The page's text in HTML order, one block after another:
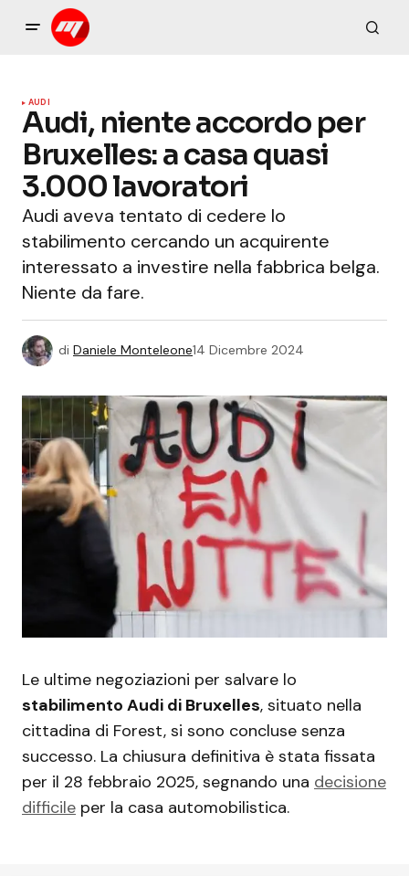
AUDI
Audi, niente accordo per
Bruxelles: a casa quasi
3.000 lavoratori
Audi aveva tentato di cedere lo
stabilimento cercando un acquirente
interessato a investire nella fabbrica belga.
Niente da fare.
di Daniele Monteleone14 Dicembre 2024
Le ultime negoziazioni per salvare lo
stabilimento Audi di Bruxelles, situato nella
cittadina di Forest, si sono concluse senza
successo. La chiusura definitiva è stata fissata
per il 28 febbraio 2025, segnando una decisione
difficile per la casa automobilistica.